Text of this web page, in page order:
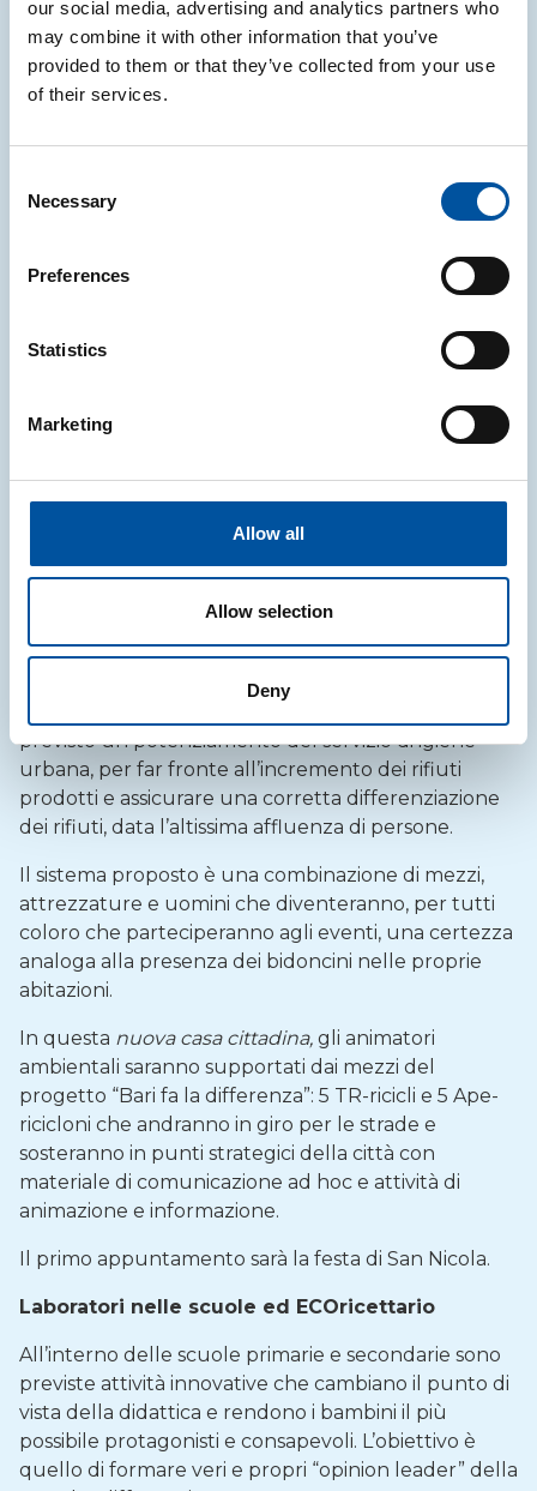
our social media, advertising and analytics partners who
may combine it with other information that you’ve
provided to them or that they’ve collected from your use
of their services.
Selection
Necessary
Preferences
Statistics
Marketing
Allow all
Allow selection
Deny
Eco-animatori: chi sono e cosa fanno
Bari si è dotata di un gruppo di 10 eco-animatori
under 30, selezionati e formati in un percorso
Conai e dei consorzi di Filiera. Si tratta di figure
degli imballaggi, in grado di sensibilizzare l’opinione
modo coinvolgente e propositivo. Saranno presenti
con mezzi allestiti ad hoc e un gazebo
Distribuiranno materiali sulla differenziazione degli
inseriranno nel contesto collettivo creando una
Inoltre, un gruppo sarà destinato alle attività
nell’ambito delle scuole primarie delle zone
interessate all’avanzamento del sistema porta-a
porta, guidati da una psicologa specializzata in
pratiche di comunità.
Presenza in occasione di eventi cittadini
previsto un potenziamento del servizio di igiene
urbana, per far fronte all’incremento dei rifiuti
prodotti e assicurare una corretta differenziazione
dei rifiuti, data l’altissima affluenza di persone.
Il sistema proposto è una combinazione di mezzi,
attrezzature e uomini che diventeranno, per tutti
coloro che parteciperanno agli eventi, una certezza
analoga alla presenza dei bidoncini nelle proprie
abitazioni.
In questa nuova casa cittadina, gli animatori
ambientali saranno supportati dai mezzi del
progetto “Bari fa la differenza”: 5 TR-ricicli e 5 Ape-
ricicloni che andranno in giro per le strade e
sosteranno in punti strategici della città con
materiale di comunicazione ad hoc e attività di
animazione e informazione.
Il primo appuntamento sarà la festa di San Nicola.
Laboratori nelle scuole ed ECOricettario
All’interno delle scuole primarie e secondarie sono
previste attività innovative che cambiano il punto di
vista della didattica e rendono i bambini il più
possibile protagonisti e consapevoli. L’obiettivo è
quello di formare veri e propri “opinion leader” della